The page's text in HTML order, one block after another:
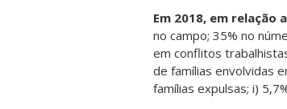
Em 2018, em relação
no campo; 35% no
em conflitos
de famílias envolvidas
famílias expulsas; i)